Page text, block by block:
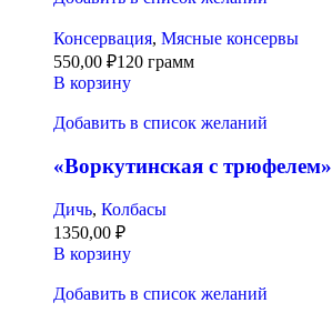
Консервация, Мясные консервы
550,00 ₽120 грамм
В корзину
Добавить в список желаний
«Воркутинская с трюфелем»
Дичь, Колбасы
1350,00 ₽
В корзину
Добавить в список желаний